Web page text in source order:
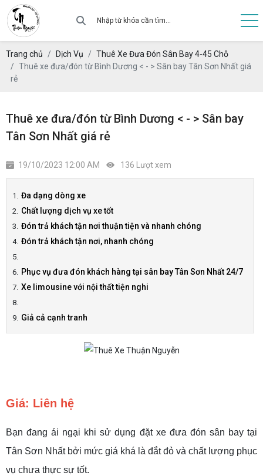
Trang chủ Dịch Vụ
Thuê Xe Đưa Đón Sân Bay 4-45 Chỗ
Thuê xe đưa/đón từ Bình Dương < - > Sân bay Tân Sơn Nhất giá
rẻ
Thuê xe đưa/đón từ Bình Dương < - > Sân bay
Tân Sơn Nhất giá rẻ
19/10/2023 12:00 AM 136 Lượt xem
Đa dạng dòng xe
Chất lượng dịch vụ xe tốt
Đón trả khách tận nơi thuận tiện và nhanh chóng
Đón trả khách tận nơi, nhanh chóng
Phục vụ đưa đón khách hàng tại sân bay Tân Sơn Nhất 24/7
Xe limousine với nội thất tiện nghi
Giả cả cạnh tranh
Giá: Liên hệ
Bạn đang ái ngại khi sử dụng đặt xe đưa đón sân bay tại
Tân Sơn Nhất bởi mức giá khá là đắt đỏ và chất lượng phục
vụ chưa thực sự tốt.